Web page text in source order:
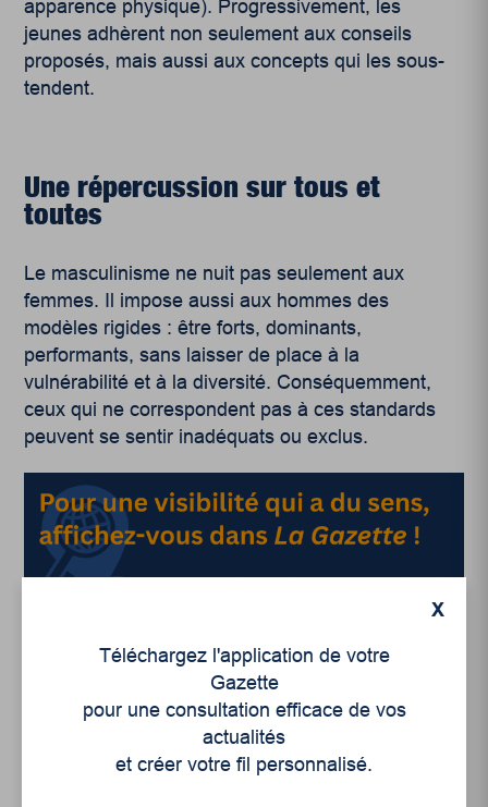
apparence physique). Progressivement, les
jeunes adhèrent non seulement aux conseils
proposés, mais aussi aux concepts qui les sous-
tendent.
Une répercussion sur tous et
toutes
Le masculinisme ne nuit pas seulement aux
femmes. Il impose aussi aux hommes des
modèles rigides : être forts, dominants,
performants, sans laisser de place à la
vulnérabilité et à la diversité. Conséquemment,
ceux qui ne correspondent pas à ces standards
peuvent se sentir inadéquats ou exclus.
accroître l’hostilité envers certaines
communautés, notamment les personnes de la
diversité sexuelle et de genre.
Que faire ?
X
Téléchargez l'application de votre
Gazette
pour une consultation efficace de vos
actualités
et créer votre fil personnalisé.